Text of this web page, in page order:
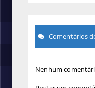
Comentários
Nenhum